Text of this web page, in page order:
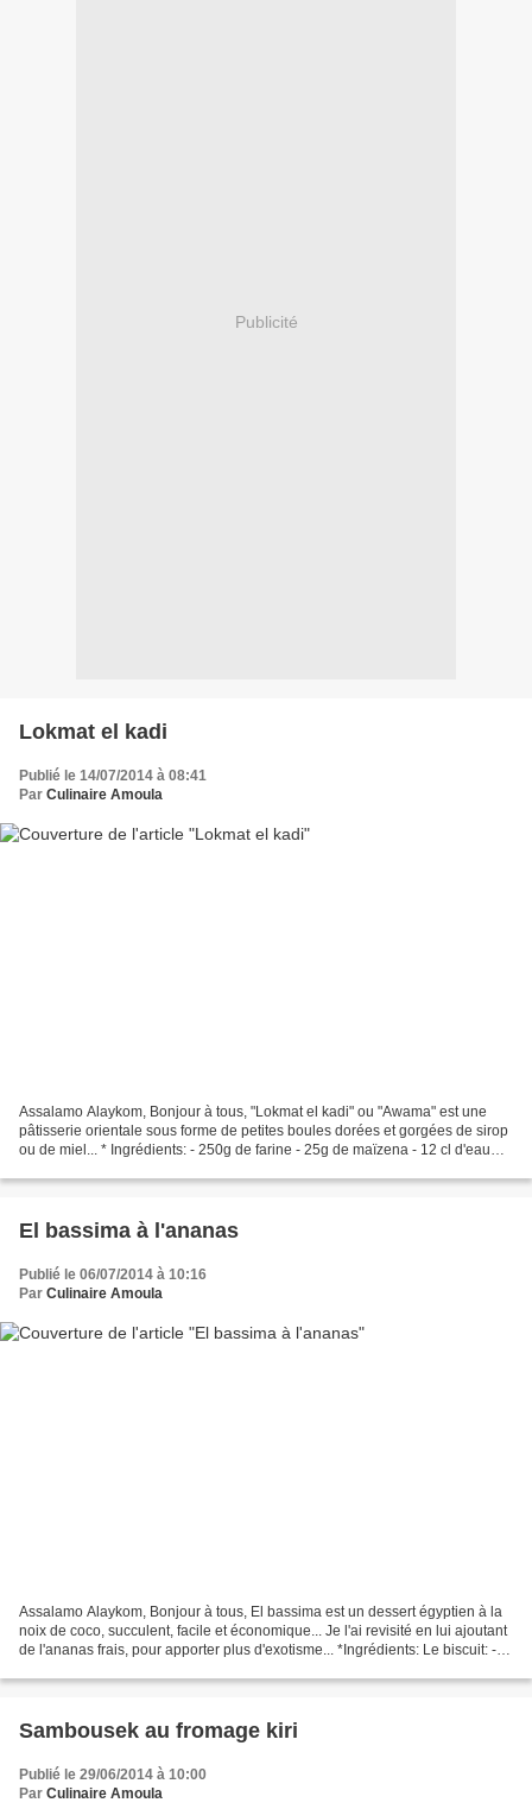
Publicité
Lokmat el kadi
Publié le 14/07/2014 à 08:41
Par Culinaire Amoula
Assalamo Alaykom, Bonjour à tous, "Lokmat el kadi" ou "Awama" est une
pâtisserie orientale sous forme de petites boules dorées et gorgées de sirop
ou de miel... * Ingrédients: - 250g de farine - 25g de maïzena - 12 cl d'eau
El bassima à l'ananas
Publié le 06/07/2014 à 10:16
Par Culinaire Amoula
Assalamo Alaykom, Bonjour à tous, El bassima est un dessert égyptien à la
noix de coco, succulent, facile et économique... Je l'ai revisité en lui ajoutant
de l'ananas frais, pour apporter plus d'exotisme... *Ingrédients: Le biscuit: -
Sambousek au fromage kiri
Publié le 29/06/2014 à 10:00
Par Culinaire Amoula